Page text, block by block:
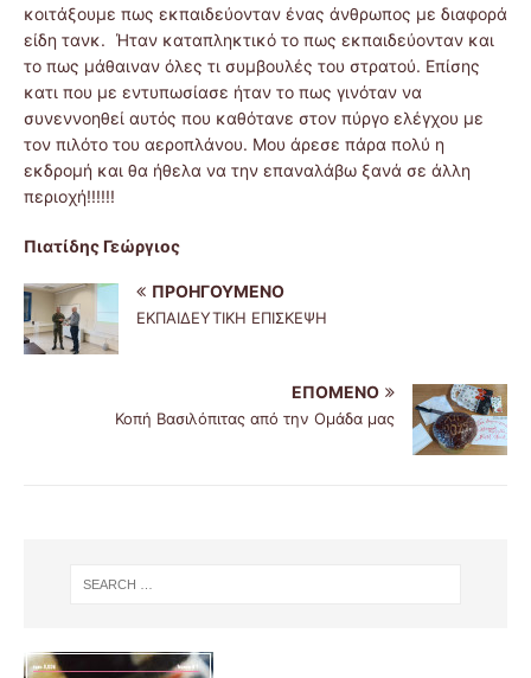
κοιτάξουμε πως εκπαιδεύονταν ένας άνθρωπος με διαφορά
είδη τανκ. Ήταν καταπληκτικό το πως εκπαιδεύονταν και
το πως μάθαιναν όλες τι συμβουλές του στρατού. Επίσης
κατι που με εντυπωσίασε ήταν το πως γινόταν να
συνεννοηθεί αυτός που καθότανε στον πύργο ελέγχου με
τον πιλότο του αεροπλάνου. Μου άρεσε πάρα πολύ η
εκδρομή και θα ήθελα να την επαναλάβω ξανά σε άλλη
περιοχή!!!!!!
Πιατίδης Γεώργιος
ΠΡΟΗΓΟΎΜΕΝΟ
ΕΚΠΑΙΔΕΥΤΙΚΗ ΕΠΙΣΚΕΨΗ
ΕΠΌΜΕΝΟ
Κοπή Βασιλόπιτας από την Ομάδα μας